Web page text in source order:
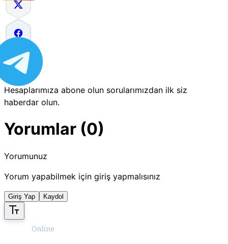
Hesaplarımıza abone olun sorularımızdan ilk siz
haberdar olun.
Yorumlar (0)
Yorumunuz
Yorum yapabilmek için giriş yapmalısınız
Giriş Yap Kaydol